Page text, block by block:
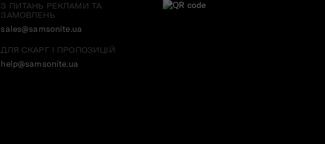
З ПИТАНЬ РЕКЛАМИ ТА
ЗАМОВЛЕНЬ
sales@samsonite.ua
ДЛЯ СКАРГ І ПРОПОЗИЦІЙ
help@samsonite.ua